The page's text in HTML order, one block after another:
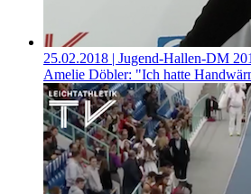
25.02.2018 | Jugend-Hallen-DM
Amelie Döbler: "Ich hatte